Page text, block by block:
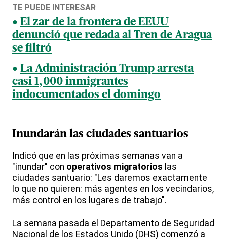
TE PUEDE INTERESAR
El zar de la frontera de EEUU
denunció que redada al Tren de Aragua
se filtró
La Administración Trump arresta
casi 1,000 inmigrantes
indocumentados el domingo
Inundarán las ciudades santuarios
Indicó que en las próximas semanas van a
"inundar" con operativos migratorios las
ciudades santuario: "Les daremos exactamente
lo que no quieren: más agentes en los vecindarios,
más control en los lugares de trabajo".
La semana pasada el Departamento de Seguridad
Nacional de los Estados Unido (DHS) comenzó a